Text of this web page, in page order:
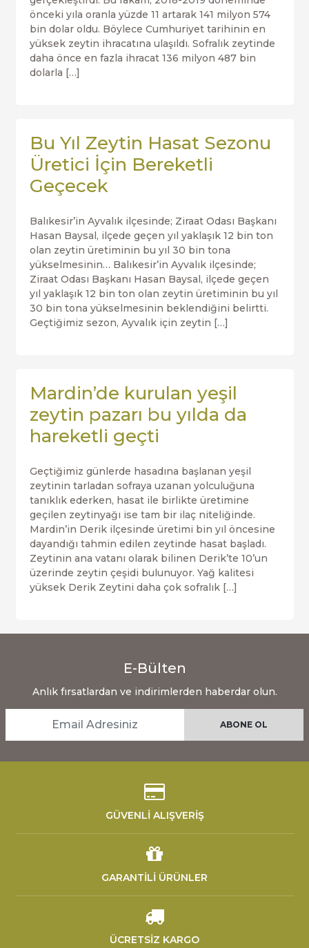
önceki yıla oranla yüzde 11 artarak 141 milyon 574
bin dolar oldu. Böylece Cumhuriyet tarihinin en
yüksek zeytin ihracatına ulaşıldı. Sofralık zeytinde
daha önce en fazla ihracat 136 milyon 487 bin
dolarla […]
Bu Yıl Zeytin Hasat Sezonu
Üretici İçin Bereketli
Geçecek
Balıkesir’in Ayvalık ilçesinde; Ziraat Odası Başkanı
Hasan Baysal, ilçede geçen yıl yaklaşık 12 bin ton
olan zeytin üretiminin bu yıl 30 bin tona
yükselmesinin… Balıkesir’in Ayvalık ilçesinde;
Ziraat Odası Başkanı Hasan Baysal, ilçede geçen
yıl yaklaşık 12 bin ton olan zeytin üretiminin bu yıl
30 bin tona yükselmesinin beklendiğini belirtti.
Geçtiğimiz sezon, Ayvalık için zeytin […]
Mardin’de kurulan yeşil
zeytin pazarı bu yılda da
hareketli geçti
Geçtiğimiz günlerde hasadına başlanan yeşil
zeytinin tarladan sofraya uzanan yolculuğuna
tanıklık ederken, hasat ile birlikte üretimine
geçilen zeytinyağı ise tam bir ilaç niteliğinde.
Mardin’in Derik ilçesinde üretimi bin yıl öncesine
dayandığı tahmin edilen zeytinde hasat başladı.
Zeytinin ana vatanı olarak bilinen Derik’te 10’un
üzerinde zeytin çeşidi bulunuyor. Yağ kalitesi
yüksek Derik Zeytini daha çok sofralık […]
E-Bülten
Anlık fırsatlardan ve indirimlerden haberdar olun.
GÜVENLİ ALIŞVERİŞ
GARANTİLİ ÜRÜNLER
ÜCRETSİZ KARGO